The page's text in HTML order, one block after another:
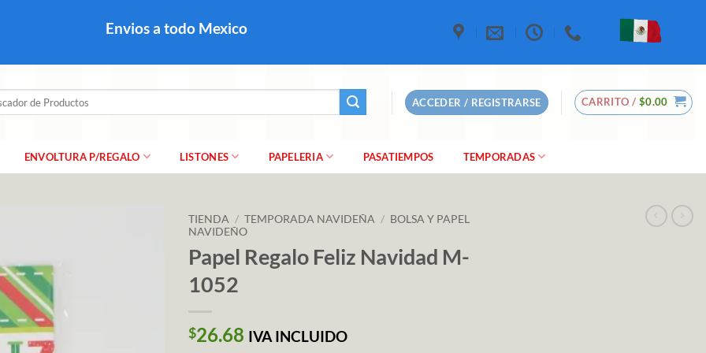
Envios a todo Mexico
ACCEDER / REGISTRARSE CARRITO / $0.00
ENVOLTURA P/REGALO LISTONES PAPELERIA PASATIEMPOS TEMPORADAS
TIENDA / TEMPORADA NAVIDEÑA / BOLSA Y PAPEL
NAVIDEÑO
Papel Regalo Feliz Navidad M-
1052
$26.68 IVA INCLUIDO